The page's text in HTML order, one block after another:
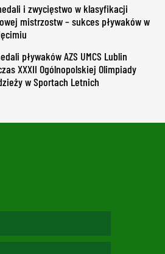
i zwycięstwo w klasyfikacji
mistrzostw – sukces pływaków w
pływaków AZS UMCS Lublin
XXXII Ogólnopolskiej Olimpiady
w Sportach Letnich